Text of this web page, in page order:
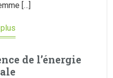
[…]
de l’énergie